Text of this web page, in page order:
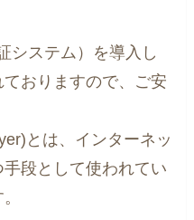
システム）を導入し
おりますので、ご安
とは、インターネッ
手段として使われてい